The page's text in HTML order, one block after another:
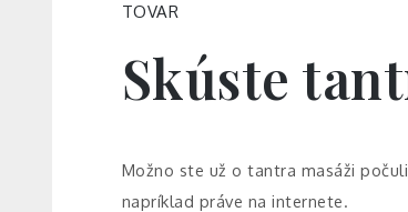
TOVAR
Skúste
Možno ste už o tantra masáži
napríklad práve na internete.